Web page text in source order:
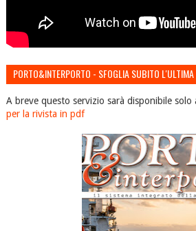
PORTO&INTERPORTO - SFOGLIA SUBITO L'ULTIMA
A breve questo servizio sarà disponibile solo
per la rivista in pdf